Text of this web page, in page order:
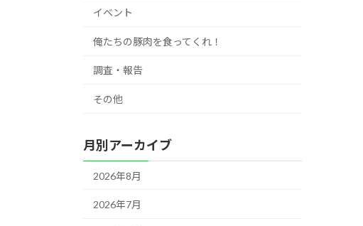
イベント
俺たちの豚肉を食ってくれ！
調査・報告
その他
月別アーカイブ
2026年8月
2026年7月